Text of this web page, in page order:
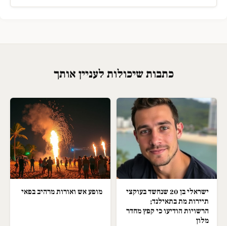
כתבות שיכולות לעניין אותך
ישראלי בן 20 שנחשד בעוקצי
תיירות מת בתאילנד;
הרשויות הודיעו כי קפץ מחדר
מלון
מופע אש ואורות מרהיב בפאי